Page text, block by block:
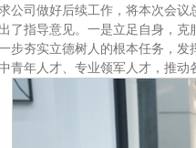
公司做好后续工作，将本次会
了指导意见。一是立足自身，
步夯实立德树人的根本任务，
青年人才、专业领军人才，推